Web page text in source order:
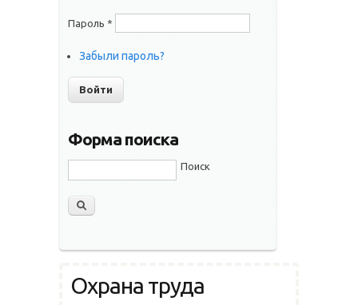
Пароль *
Забыли пароль?
Форма поиска
Поиск
Охрана труда